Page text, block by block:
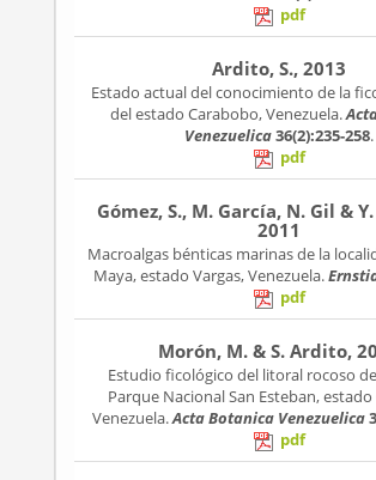
pdf
Ardito, S., 2013
Estado actual del conocimiento de la
del estado Carabobo, Venezuela.
Venezuelica36(2):235-258.
pdf
Gómez, S., M. García, N. Gil &
2011
Macroalgas bénticas marinas de la
Maya, estado Vargas, Venezuela.
pdf
Morón, M. & S. Ardito,
Estudio ficológico del litoral rocoso
Parque Nacional San Esteban,
Venezuela.Acta Botanica Venezuelica
pdf